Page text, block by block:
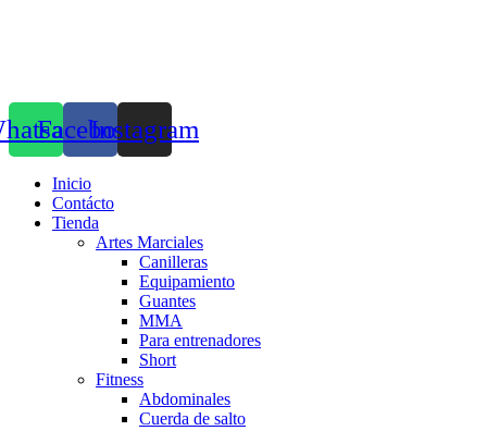
FacebookInstagram
Inicio
Contácto
Tienda
Artes Marciales
Canilleras
Equipamiento
Guantes
MMA
Para entrenadores
Short
Fitness
Abdominales
Cuerda de salto